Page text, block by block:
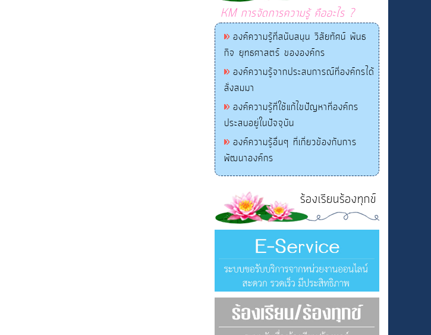
KM การจัดการความรู้ คืออะไร ?
องค์ความรู้ที่สนับสนุน วิสัยทัศน์ พันธ
กิจ ยุทธศาสตร์ ขององค์กร
องค์ความรู้จากประสบการณ์ที่องค์กรได้
สั่งสมมา
องค์ความรู้ที่ใช้แก้ไขปัญหาที่องค์กร
ประสบอยู่ในปัจจุบัน
องค์ความรู้อื่นๆ ที่เกี่ยวข้องกับการ
พัฒนาองค์กร
ร้องเรียนร้องทุกข์